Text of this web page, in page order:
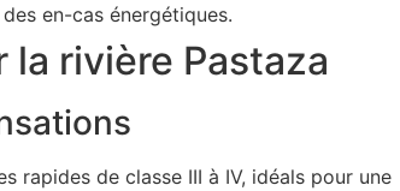
en-cas énergétiques.
la rivière Pastaza
rapides de classe III à IV, idéals pour une